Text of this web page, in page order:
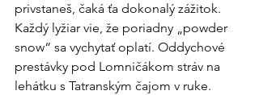
privstaneš, čaká ťa dokonalý zážitok.
Každý lyžiar vie, že poriadny „powder
snow“ sa vychytať oplatí. Oddychové
prestávky pod Lomničákom stráv na
lehátku s Tatranským čajom v ruke.